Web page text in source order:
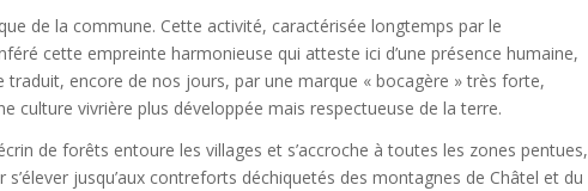
de la commune. Cette activité, caractérisée longtemps par le
cette empreinte harmonieuse qui atteste ici d’une présence humaine,
encore de nos jours, par une marque « bocagère » très forte,
culture vivrière plus développée mais respectueuse de la terre.
de forêts entoure les villages et s’accroche à toutes les zones pentues,
s’élever jusqu’aux contreforts déchiquetés des montagnes de Châtel et du